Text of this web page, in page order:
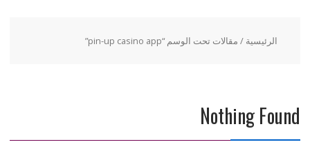
الرئيسية / مقالات تحت الوسم “pin-up casino app”
Nothing Found